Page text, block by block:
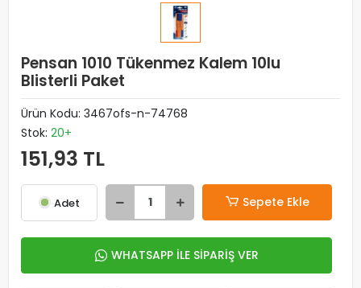
Pensan 1010 Tükenmez Kalem 10lu
Blisterli Paket
Ürün Kodu: 3467ofs-n-74768
Stok: 20+
151,93 TL
Adet Sepete Ekle
WHATSAPP İLE SİPARİŞ VER